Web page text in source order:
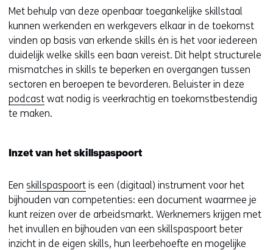
e
u
w
v
e
n
s
)
v
e
w
i
Met behulp van deze openbaar toegankelijke skillstaal
kunnen werkenden en werkgevers elkaar in de toekomst
vinden op basis van erkende skills én is het voor iedereen
duidelijk welke skills een baan vereist. Dit helpt structurele
mismatches in skills te beperken en overgangen tussen
sectoren en beroepen te bevorderen. Beluister in deze
podcast wat nodig is veerkrachtig en toekomstbestendig
te maken.
Inzet van het skillspaspoort
Een skillspaspoort is een (digitaal) instrument voor het
bijhouden van competenties: een document waarmee je
kunt reizen over de arbeidsmarkt. Werknemers krijgen met
het invullen en bijhouden van een skillspaspoort beter
inzicht in de eigen skills, hun leerbehoefte en mogelijke